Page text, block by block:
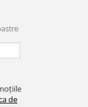
de